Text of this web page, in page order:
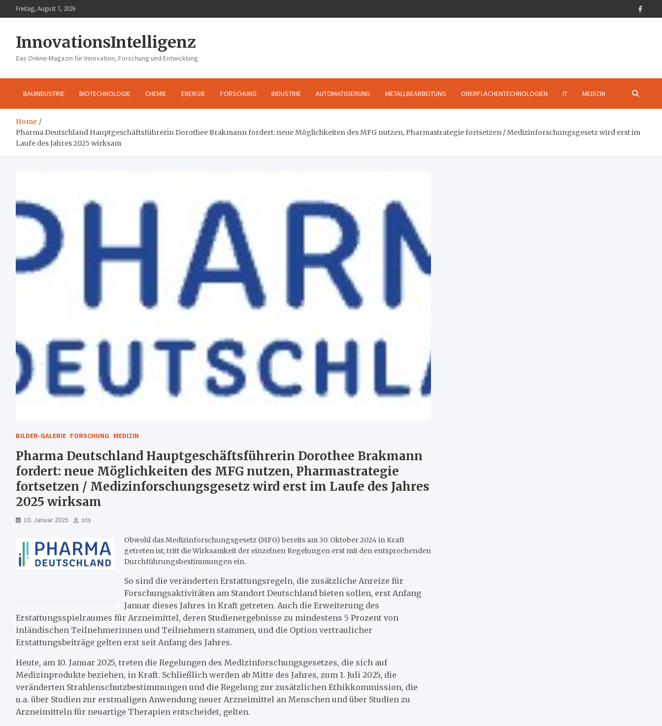
to
Freitag, August 7, 2026
InnovationsIntelligenz
Das Online-Magazin für Innovation, Forschung und Entwicklung
BAUINDUSTRIE BIOTECHNOLOGIE CHEMIE ENERGIE FORSCHUNG INDUSTRIE AUTOMATISIERUNG METALLBEARBEITUNG OBERFLÄCHENTECHNOLOGIEN IT MEDIZIN
Home
Pharma Deutschland Hauptgeschäftsführerin Dorothee Brakmann fordert: neue Möglichkeiten des MFG nutzen, Pharmastrategie fortsetzen / Medizinforschungsgesetz wird erst im
Laufe des Jahres 2025 wirksam
BILDER-GALERIE FORSCHUNG MEDIZIN
Pharma Deutschland Hauptgeschäftsführerin Dorothee Brakmann
fordert: neue Möglichkeiten des MFG nutzen, Pharmastrategie
fortsetzen / Medizinforschungsgesetz wird erst im Laufe des Jahres
2025 wirksam
10. Januar 2025 ots
Obwohl das Medizinforschungsgesetz (MFG) bereits am 30. Oktober 2024 in Kraft
getreten ist, tritt die Wirksamkeit der einzelnen Regelungen erst mit den entsprechenden
Durchführungsbestimmungen ein.
So sind die veränderten Erstattungsregeln, die zusätzliche Anreize für
Forschungsaktivitäten am Standort Deutschland bieten sollen, erst Anfang
Januar dieses Jahres in Kraft getreten. Auch die Erweiterung des
Erstattungsspielraumes für Arzneimittel, deren Studienergebnisse zu mindestens 5 Prozent von
inländischen Teilnehmerinnen und Teilnehmern stammen, und die Option vertraulicher
Erstattungsbeiträge gelten erst seit Anfang des Jahres.
Heute, am 10. Januar 2025, treten die Regelungen des Medizinforschungsgesetzes, die sich auf
Medizinprodukte beziehen, in Kraft. Schließlich werden ab Mitte des Jahres, zum 1. Juli 2025, die
veränderten Strahlenschutzbestimmungen und die Regelung zur zusätzlichen Ethikkommission, die
u.a. über Studien zur erstmaligen Anwendung neuer Arzneimittel an Menschen und über Studien zu
Arzneimitteln für neuartige Therapien entscheidet, gelten.